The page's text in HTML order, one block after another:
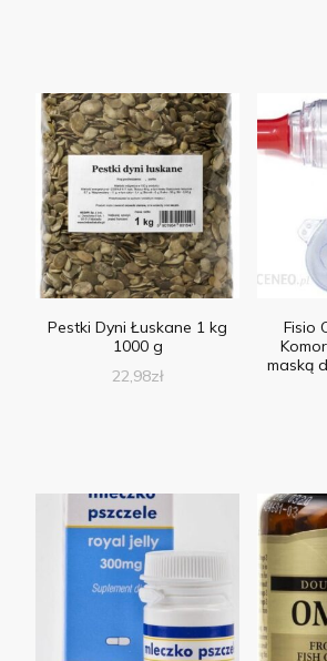
Pestki Dyni Łuskane 1 kg
1000 g
22,98zł
Fisio
maską